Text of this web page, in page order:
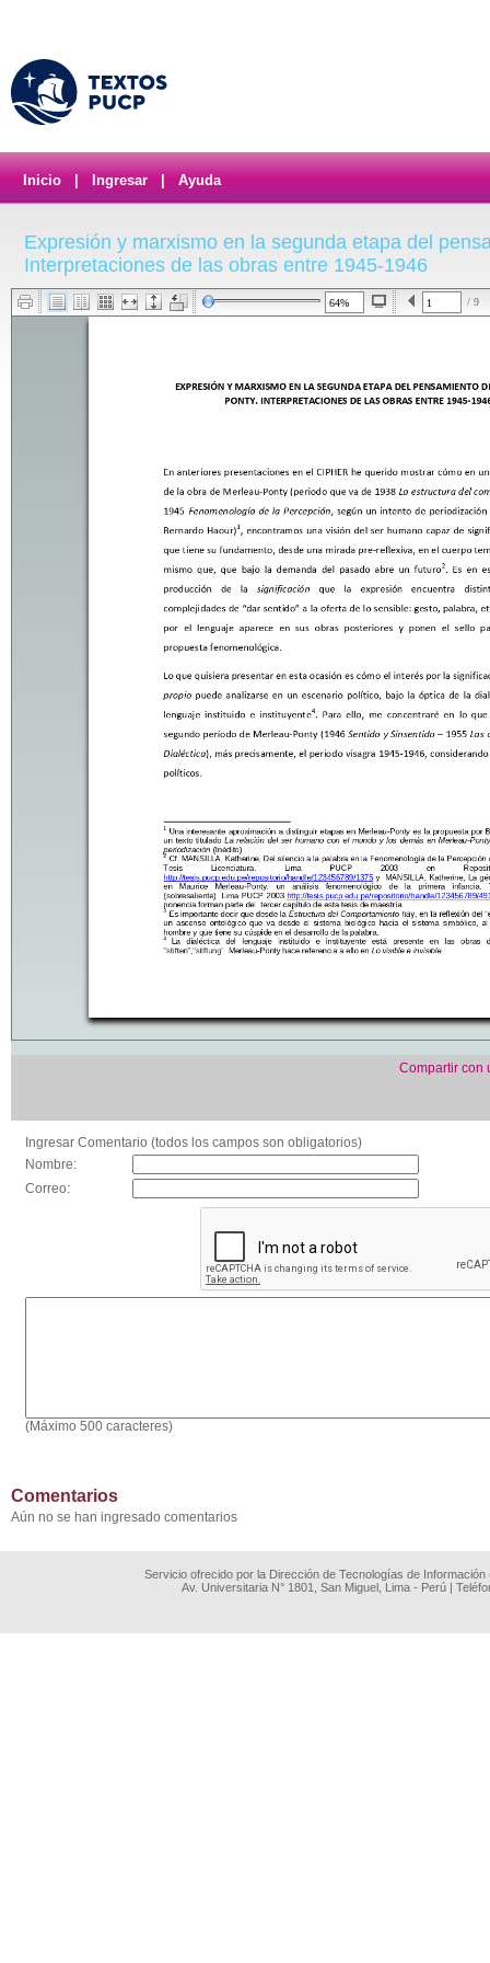
Inicio Ingresar Ayuda
Expresión y marxismo en la segunda etapa del
Interpretaciones de las obras entre 1945-1946
/ 9
Compartir con
Ingresar Comentario (todos los campos son obligatorios)
Nombre:
Correo:
(Máximo 500 caracteres)
Comentarios
Aún no se han ingresado comentarios
Servicio ofrecido por la Dirección de Tecnologías de
Av. Universitaria N° 1801, San Miguel, Lima - Perú |